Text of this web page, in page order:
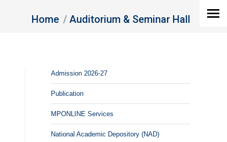
You are here:
Home Auditorium & Seminar Hall
Admission 2026-27
Publication
MPONLINE Services
National Academic Depository (NAD)